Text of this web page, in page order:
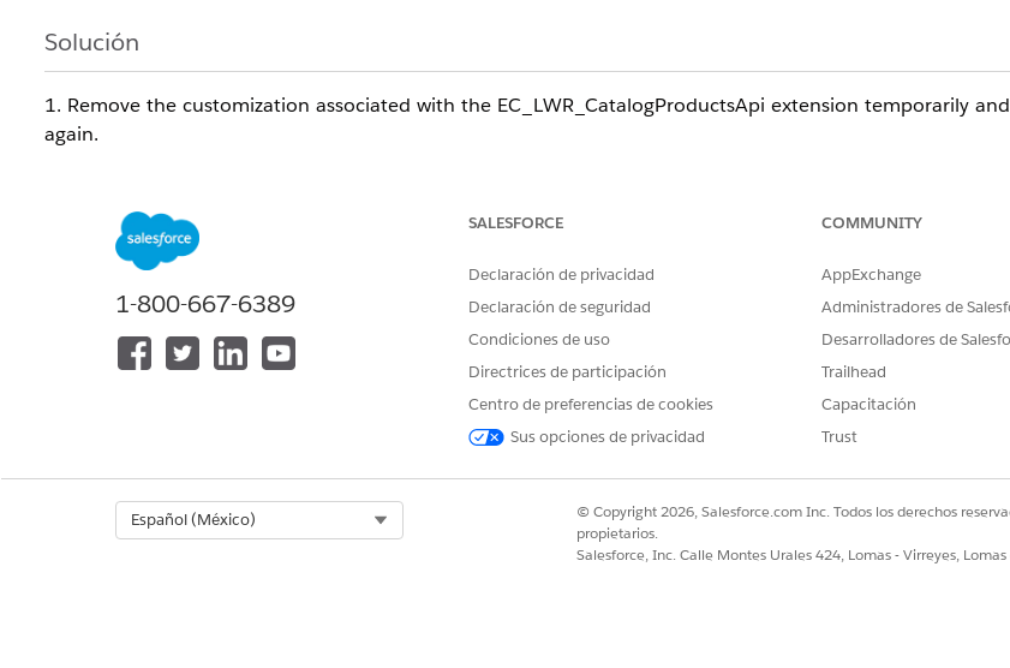
Solución
1. Remove the customization associated with the EC_LWR_CatalogProductsApi extension temporarily
again.
(Commerce_Endpoint_Catalog_Products) and not invoked during navigation menu requests.
1-800-667-6389
SALESFORCE
Declaración de privacidad
Declaración de seguridad
Condiciones de uso
Directrices de participación
Centro de preferencias de cookies
Sus opciones de privacidad
COMMUNITY
AppExchange
Administradores de
Desarrolladores de
Trailhead
Capacitación
Trust
Español (México)
© Copyright 2026, Salesforce.com Inc. Todos los derechos
propietarios.
Salesforce, Inc. Calle Montes Urales 424, Lomas - Virreyes,